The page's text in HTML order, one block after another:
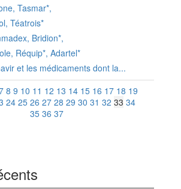
Tasmar*,
Téatrois*
Bridion*,
Réquip*, Adartel*
et les médicaments dont la...
8 9 10 11 12 13 14 15 16 17 18 19
24 25 26 27 28 29 30 31 32 33 34
35 36 37